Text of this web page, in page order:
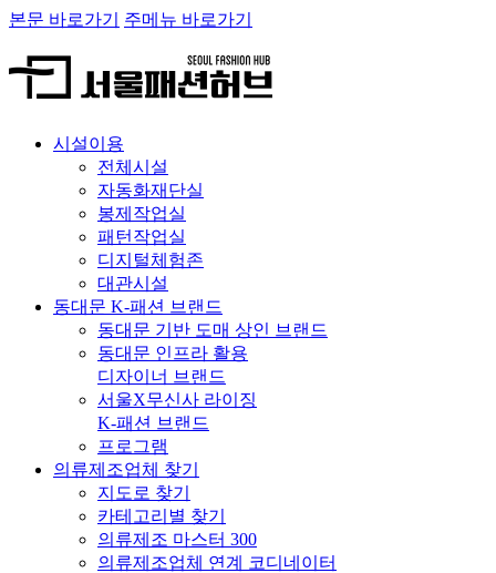
본문 바로가기 주메뉴 바로가기
시설이용
전체시설
자동화재단실
봉제작업실
패턴작업실
디지털체험존
대관시설
동대문 K-패션 브랜드
동대문 기반 도매 상인 브랜드
동대문 인프라 활용
디자이너 브랜드
서울X무신사 라이징
K-패션 브랜드
프로그램
의류제조업체 찾기
지도로 찾기
카테고리별 찾기
의류제조 마스터 300
의류제조업체 연계 코디네이터